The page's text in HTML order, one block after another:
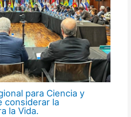
para Ciencia y
considerar la
la Vida.